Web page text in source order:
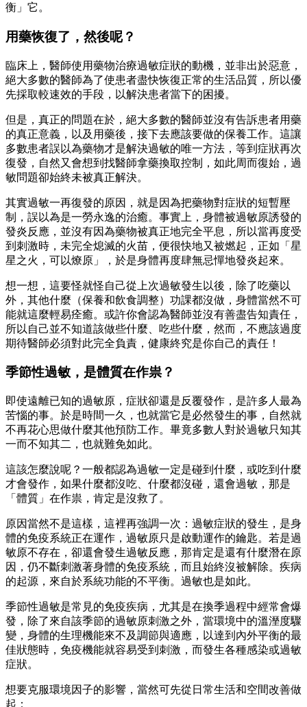
衡」它。
用藥恢復了，然後呢？
臨床上，醫師使用藥物治療過敏症狀的動機，並非出於惡意，
絕大多數的醫師為了使患者盡快恢復正常的生活品質，所以優
先採取較速效的手段，以解決患者當下的困擾。
但是，真正的問題在於，絕大多數的醫師並沒有告訴患者用藥
的真正意義，以及用藥後，接下去應該要做的保養工作。這讓
多數患者誤以為藥物才是解決過敏的唯一方法，等到症狀再次
復發，自然又會想到找醫師拿藥換取控制，如此周而復始，過
敏問題卻始終未被真正解決。
其實過敏一再復發的原因，就是因為把藥物對症狀的短暫壓
制，誤以為是一勞永逸的治癒。事實上，身體被過敏原誘發的
發炎反應，並沒有因為藥物被真正地完全平息，所以當再度受
到刺激時，未完全熄滅的火苗，便很快地又被燃起，正如「星
星之火，可以燎原」，於是身體再度肆無忌憚地發炎起來。
想一想，這要怪就怪自己從上次過敏發生以後，除了吃藥以
外，其他什麼（保養和飲食調整）功課都沒做，身體當然不可
能就這麼輕易痊癒。或許你會認為醫師並沒有善盡告知責任，
所以自己並不知道該做些什麼、吃些什麼，然而，不應該過度
期待醫師必須對此完全負責，健康終究是你自己的責任！
季節性過敏，是體質在作祟？
即使遠離已知的過敏原，症狀卻還是反覆發作，是許多人最為
苦惱的事。於是時間一久，也就當它是必然發生的事，自然就
不再花心思做什麼其他預防工作。畢竟多數人對於過敏只知其
一而不知其二，也就難免如此。
這該怎麼說呢？一般都認為過敏一定是碰到什麼，或吃到什麼
才會發作，如果什麼都沒吃、什麼都沒碰，還會過敏，那是
「體質」在作祟，肯定是沒救了。
原因當然不是這樣，這裡再強調一次：過敏症狀的發生，是身
體的免疫系統正在運作，過敏原只是啟動運作的鑰匙。若是過
敏原不存在，卻還會發生過敏反應，那肯定是還有什麼潛在原
因，仍不斷刺激著身體的免疫系統，而且始終沒被解除。疾病
的起源，來自於系統功能的不平衡。過敏也是如此。
季節性過敏是常見的免疫疾病，尤其是在換季過程中經常會爆
發，除了來自該季節的過敏原刺激之外，當環境中的溫溼度驟
變，身體的生理機能來不及調節與適應，以達到內外平衡的最
佳狀態時，免疫機能就容易受到刺激，而發生各種感染或過敏
症狀。
想要克服環境因子的影響，當然可先從日常生活和空間改善做
起：